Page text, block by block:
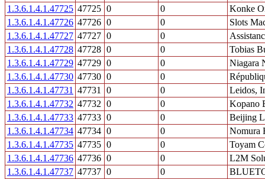
1.3.6.1.4.1.47725 47725 0 0
Konke
1.3.6.1.4.1.47726 47726 0 0
Slots
1.3.6.1.4.1.47727 47727 0 0
1.3.6.1.4.1.47728 47728 0 0
Tobias
1.3.6.1.4.1.47729 47729 0 0
Niagara
1.3.6.1.4.1.47730 47730 0 0
1.3.6.1.4.1.47731 47731 0 0
Leidos,
1.3.6.1.4.1.47732 47732 0 0
Kopano
1.3.6.1.4.1.47733 47733 0 0
Beijing
1.3.6.1.4.1.47734 47734 0 0
Nomura
1.3.6.1.4.1.47735 47735 0 0
Toyam
1.3.6.1.4.1.47736 47736 0 0
L2M
1.3.6.1.4.1.47737 47737 0 0